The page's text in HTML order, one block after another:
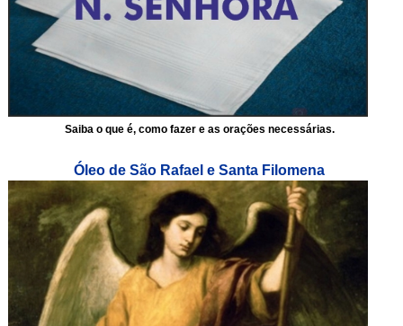
Saiba o que é, como fazer e as orações necessárias.
Óleo de São Rafael e Santa Filomena